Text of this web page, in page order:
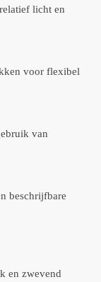
licht en
voor flexibel
van
beschrijfbare
en zwevend